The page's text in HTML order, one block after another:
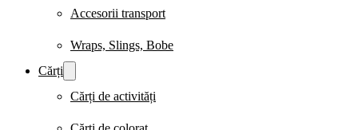
Accesorii transport
Wraps, Slings, Bobe
Cărți
Cărți de activități